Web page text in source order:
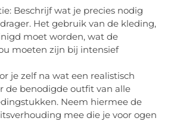
Beschrijf wat je precies nodig
Het gebruik van de kleding,
moet worden, wat de
moeten zijn bij intensief
je zelf na wat een realistisch
de benodigde outfit van alle
Neem hiermee de
mee die je voor ogen